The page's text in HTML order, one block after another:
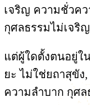
เจริญ ความชั่วค
กุศลธรรมไม่เจริญ
แต่ผู้ใดตั้งตนอยู่ใ
ยะ ไม่ใช่ยถาสุขัง
ความลำบาก กุศล